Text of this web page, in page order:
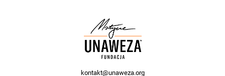
kontakt@unaweza.org